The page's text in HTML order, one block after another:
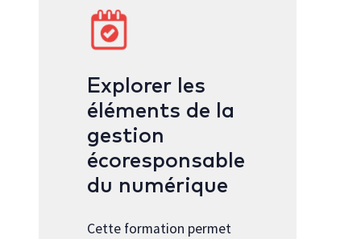
Explorer les
éléments de la
gestion
écoresponsable
du numérique
Cette formation permet